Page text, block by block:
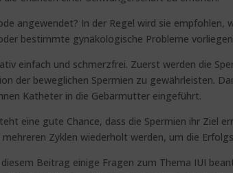
angewendet? In der Regel wird sie empfohlen,
bestimmte gynäkologische Probleme
einfach und schmerzfrei. Zuerst werden die
der beweglichen Spermien zu gewährleisten.
Katheter in die Gebärmutter eingeführt.
eine gute Chance, dass die Spermien ihr Ziel
mehreren Zyklen wiederholt werden, um die
Beitrag einige Fragen zum Thema IUI